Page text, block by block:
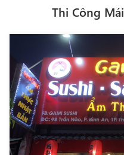
Thi Công